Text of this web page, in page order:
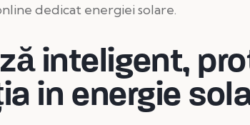
dedicat energiei solare.
inteligent,
in energie